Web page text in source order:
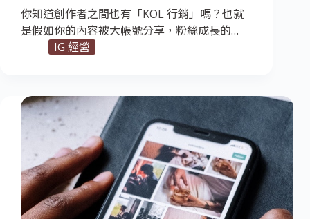
你知道創作者之間也有「KOL 行銷」嗎？也就
是假如你的內容被大帳號分享，粉絲成長的…
IG 經營